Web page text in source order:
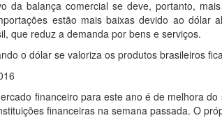
da balança comercial se deve, portanto,
estão mais baixas devido ao
que reduz a demanda por bens e serviços.
o dólar se valoriza os produtos brasileiros
financeiro para este ano é de melhora
financeiras na semana passada. O